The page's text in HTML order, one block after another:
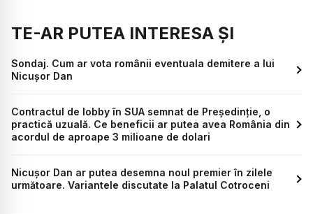
TE-AR PUTEA INTERESA ȘI
Sondaj. Cum ar vota românii eventuala demitere a lui
Nicușor Dan
Contractul de lobby în SUA semnat de Președinție, o
practică uzuală. Ce beneficii ar putea avea România din
acordul de aproape 3 milioane de dolari
Nicușor Dan ar putea desemna noul premier în zilele
următoare. Variantele discutate la Palatul Cotroceni